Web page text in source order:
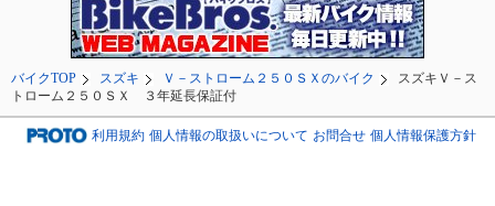
バイクTOP スズキ Ｖ－ストローム２５０ＳＸのバイク
スズキＶ－ス
トローム２５０ＳＸ ３年延長保証付
利用規約 個人情報の取扱いについて お問合せ 個人情報保護方針